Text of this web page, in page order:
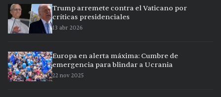
Trump arremete contra el Vaticano por
críticas presidenciales
13 abr 2026
Europa en alerta máxima: Cumbre de
emergencia para blindar a Ucrania
22 nov 2025